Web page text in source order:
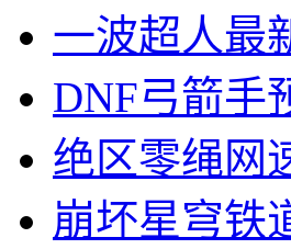
一波超人最
DNF弓箭手
绝区零绳网
崩坏星穹铁